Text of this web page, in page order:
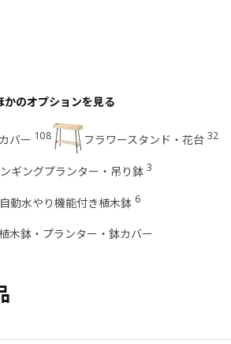
かのオプションを見る
バー 108 フラワースタンド・花台 32
ギングプランター・吊り鉢 3
自動水やり機能付き植木鉢 6
木鉢・プランター・鉢カバー